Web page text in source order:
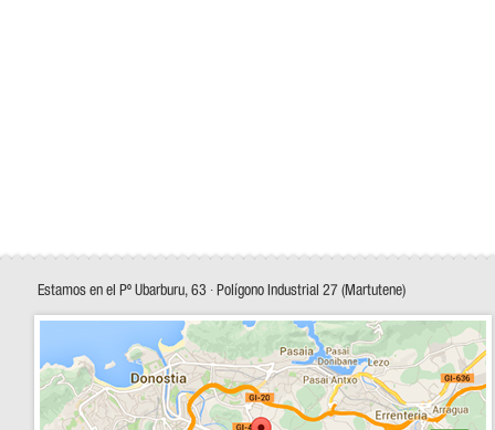
Estamos en el Pº Ubarburu, 63 · Polígono Industrial 27 (Martutene)